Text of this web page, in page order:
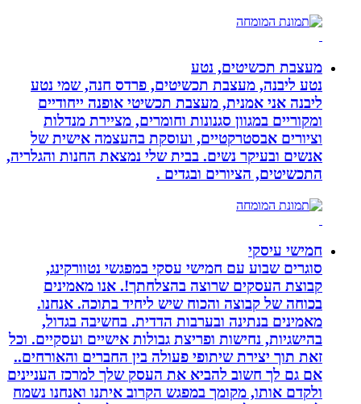
מעצבת תכשיטים, נטע
נטע ליבנה, מעצבת תכשיטים, פרדס חנה, שמי נטע
ליבנה אני אמנית, מעצבת תכשיטי אופנה ייחודיים
ומקוריים במגוון סגנונות וחומרים, מציירת מנדלות
וציורים אבסטרקטיים, ועוסקת בהעצמה אישית של
אנשים ובעיקר נשים. בבית שלי נמצאת החנות והגלריה,
התכשיטים, הציורים ובגדים .
חמישי עיסקי
סוגרים שבוע עם חמישי עסקי במפגשי נטוורקינג,
קבוצת העסקים שרוצה בהצלחתך!. אנו מאמינים
בכוחה של קבוצה והכוח שיש ליחיד בתוכה. אנחנו.
מאמינים בנתינה ובערבות הדדית. בחשיבה בגדול,
בהישגיות, נחישות ופריצת גבולות אישיים ועסקיים. וכל
זאת תוך יצירת שיתופי פעולה בין החברים והאורחים..
אם גם לך חשוב להביא את העסק שלך למרכז העניינים
ולקדם אותו, מקומך במפגש הקרוב איתנו ואנחנו נשמח